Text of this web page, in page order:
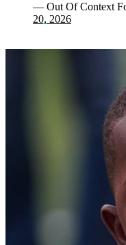
— Out Of Context
20, 2026